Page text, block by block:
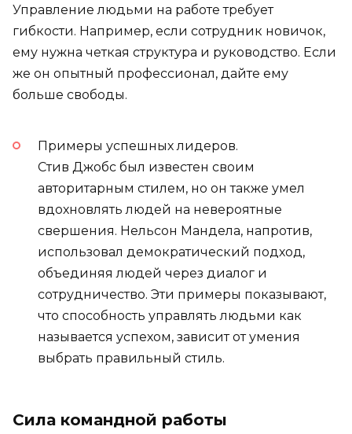
Управление людьми на работе требует
гибкости. Например, если сотрудник новичок,
ему нужна четкая структура и руководство. Если
же он опытный профессионал, дайте ему
больше свободы.
Примеры успешных лидеров.
Стив Джобс был известен своим
авторитарным стилем, но он также умел
вдохновлять людей на невероятные
свершения. Нельсон Мандела, напротив,
использовал демократический подход,
объединяя людей через диалог и
сотрудничество. Эти примеры показывают,
что способность управлять людьми как
называется успехом, зависит от умения
выбрать правильный стиль.
Сила командной работы